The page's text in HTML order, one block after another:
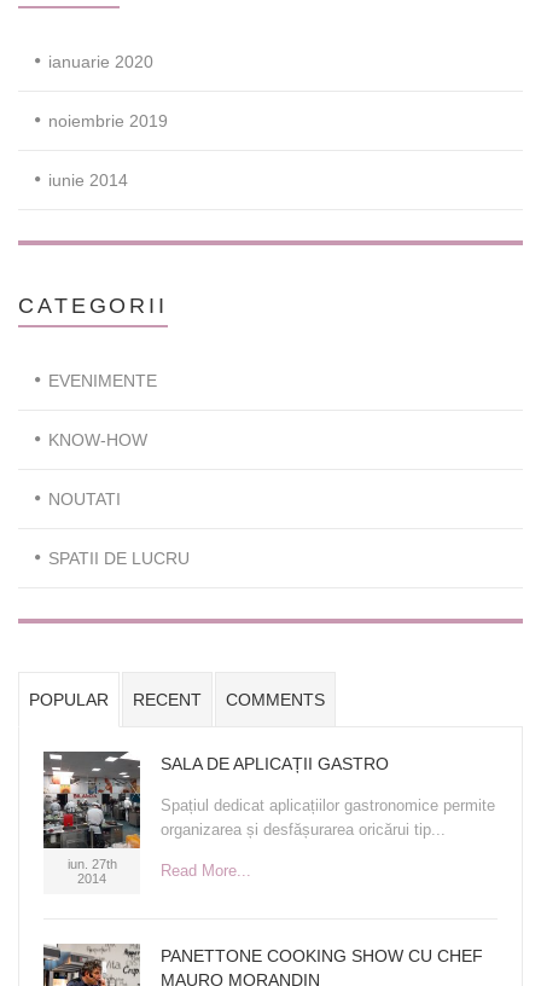
ianuarie 2020
noiembrie 2019
iunie 2014
CATEGORII
EVENIMENTE
KNOW-HOW
NOUTATI
SPATII DE LUCRU
POPULAR RECENT COMMENTS
iun. 27th
2014
SALA DE APLICAȚII GASTRO
Spațiul dedicat aplicațiilor gastronomice permite
organizarea și desfășurarea oricărui tip...
Read More...
PANETTONE COOKING SHOW CU CHEF
MAURO MORANDIN